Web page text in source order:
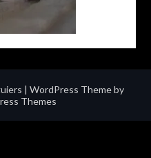
| WordPress Theme by
Themes